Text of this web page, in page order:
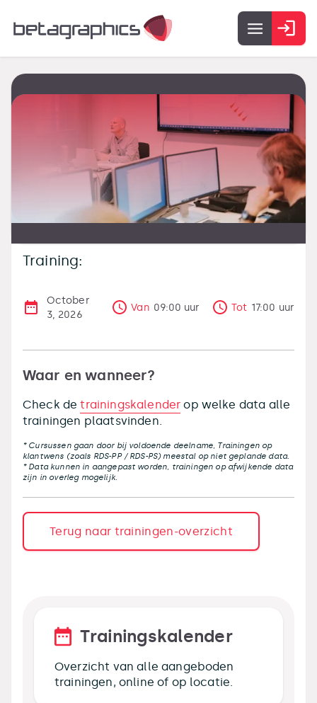
Training:
October
3, 2026
Van 09:00 uur Tot 17:00 uur
Waar en wanneer?
Check detrainingskalender op welke data alle
trainingen plaatsvinden.
* Cursussen gaan door bij voldoende deelname, Trainingen op
klantwens (zoals RDS-PP / RDS-PS) meestal op niet geplande data.
* Data kunnen in aangepast worden, trainingen op afwijkende data
zijn in overleg mogelijk.
Terug naar trainingen-overzicht
Trainingskalender
Overzicht van alle aangeboden
trainingen, online of op locatie.